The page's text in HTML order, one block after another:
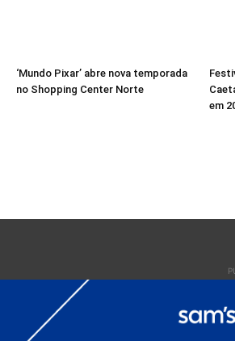
‘Mundo Pixar’ abre nova temporada
no Shopping Center Norte
em